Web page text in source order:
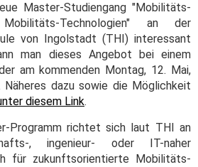
Master-Studiengang "Mobilitäts-
Technologien" an der
von Ingolstadt (THI) interessant
man dieses Angebot bei einem
am kommenden Montag, 12. Mai,
dazu sowie die Möglichkeit
diesem Link.
Programm richtet sich laut THI an
, ingenieur- oder IT-naher
für zukunftsorientierte Mobilitäts-